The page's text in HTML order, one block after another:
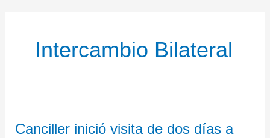
Intercambio Bilateral
Canciller inició visita de dos días a
inició